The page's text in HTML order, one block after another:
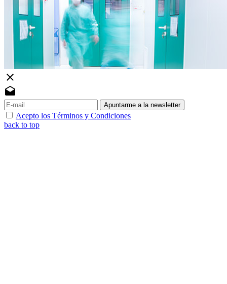
close
drafts
Apuntarme a la newsletter
Acepto los Términos y Condiciones
back to top